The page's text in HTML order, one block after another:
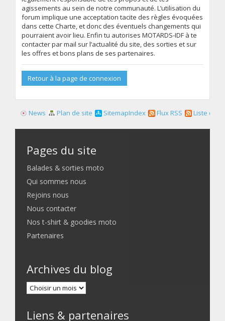
agissements au sein de notre communauté. L’utilisation du
forum implique une acceptation tacite des règles évoquées
dans cette Charte, et donc des éventuels changements qui
pourraient avoir lieu. Enfin tu autorises MOTARDS-IDF à te
contacter par mail sur l’actualité du site, des sorties et sur
les offres et bons plans de ses partenaires.
Retour à la page de connexion
News Plan de site SitemapIndex Flux RSS Liste des
Pages du site
Balades & sorties moto
Qui sommes nous
Rejoins nous
Nous contacter
Nos t-shirt & goodies moto
Partenaires
Archives du blog
Liens & partenaires